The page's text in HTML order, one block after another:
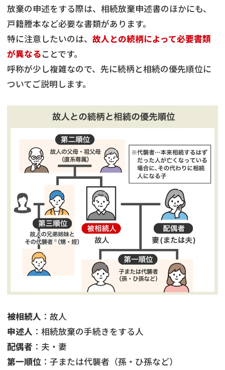
放棄の申述をする際は、相続放棄申述書のほかにも、
戸籍謄本など必要な書類があります。
特に注意したいのは、 故人との続柄によって必要書類
が異なることです。
呼称が少し複雑なので、先に続柄と相続の優先順位に
ついてご説明します。
被相続人 ：故人
申述人 ：相続放棄の手続きをする人
配偶者 ：夫・妻
第一順位 ：子または代襲者（孫・ひ孫など）